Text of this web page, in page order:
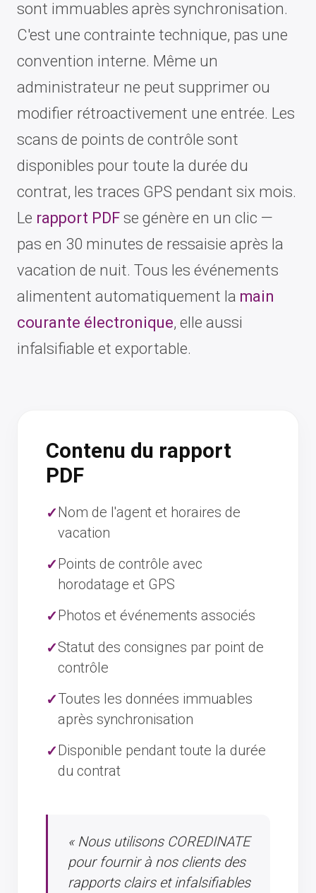
sont immuables après synchronisation.
C'est une contrainte technique, pas une
convention interne. Même un
administrateur ne peut supprimer ou
modifier rétroactivement une entrée. Les
scans de points de contrôle sont
disponibles pour toute la durée du
contrat, les traces GPS pendant six mois.
Le rapport PDF se génère en un clic —
pas en 30 minutes de ressaisie après la
vacation de nuit. Tous les événements
alimentent automatiquement la main
courante électronique, elle aussi
infalsifiable et exportable.
Contenu du rapport
PDF
Nom de l'agent et horaires de
vacation
Points de contrôle avec
horodatage et GPS
Photos et événements associés
Statut des consignes par point de
contrôle
Toutes les données immuables
après synchronisation
Disponible pendant toute la durée
du contrat
« Nous utilisons COREDINATE
pour fournir à nos clients des
rapports clairs et infalsifiables